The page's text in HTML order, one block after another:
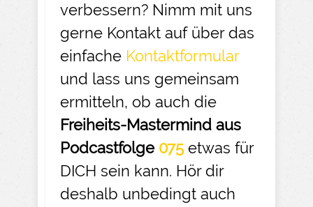
verbessern? Nimm mit uns
gerne Kontakt auf über das
einfache Kontaktformular
und lass uns gemeinsam
ermitteln, ob auch die
Freiheits-Mastermind aus
Podcastfolge 075 etwas für
DICH sein kann. Hör dir
deshalb unbedingt auch